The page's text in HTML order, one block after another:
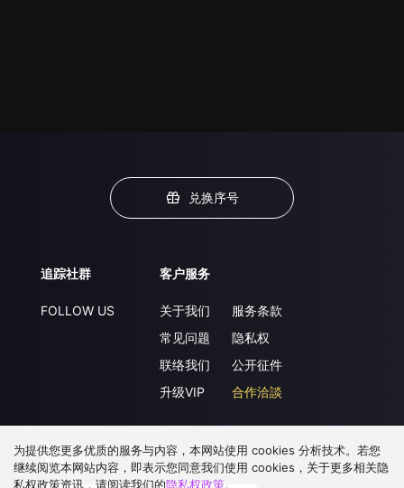
兑换序号
追踪社群
FOLLOW US
客户服务
关于我们
常见问题
联络我们
升级VIP
服务条款
隐私权
公开征件
合作洽談
下载 APP
为提供您更多优质的服务与内容，本网站使用 cookies 分析技术。若您
继续阅览本网站内容，即表示您同意我们使用 cookies，关于更多相关隐
私权政策资讯，请阅读我们的隐私权政策。